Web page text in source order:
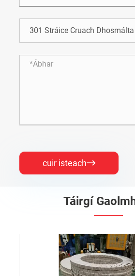
cuir isteach
Táirgí